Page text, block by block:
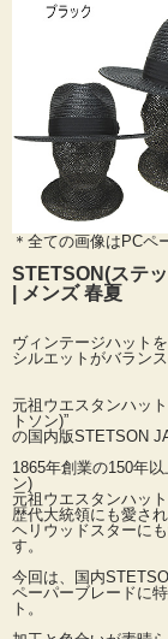
＊全ての画像はPCペ
STETSON(ステ
| メンズ 春夏
ヴィンテージハット
シルエットがバラン
元祖ウエスタンハッ
トソン)”
の国内版STETSON
1865年創業の150年
ン)
元祖ウエスタンハッ
歴代大統領にも愛さ
ヘリウッドスターに
す。
今回は、国内
ペーパーブレードに
ト。